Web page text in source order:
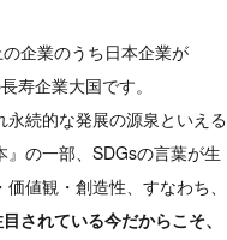
企業のうち日本企業が
寿企業大国です。
続的な発展の源泉といえる
』の一部、SDGsの言葉が生
値観・創造性、すなわち、
されている今だからこそ、